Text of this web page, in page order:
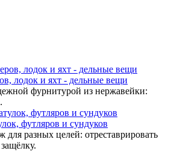
лодок и яхт - дельные вещи
фурнитурой из нержавейки:
футляров и сундуков
для разных целей: отреставрировать